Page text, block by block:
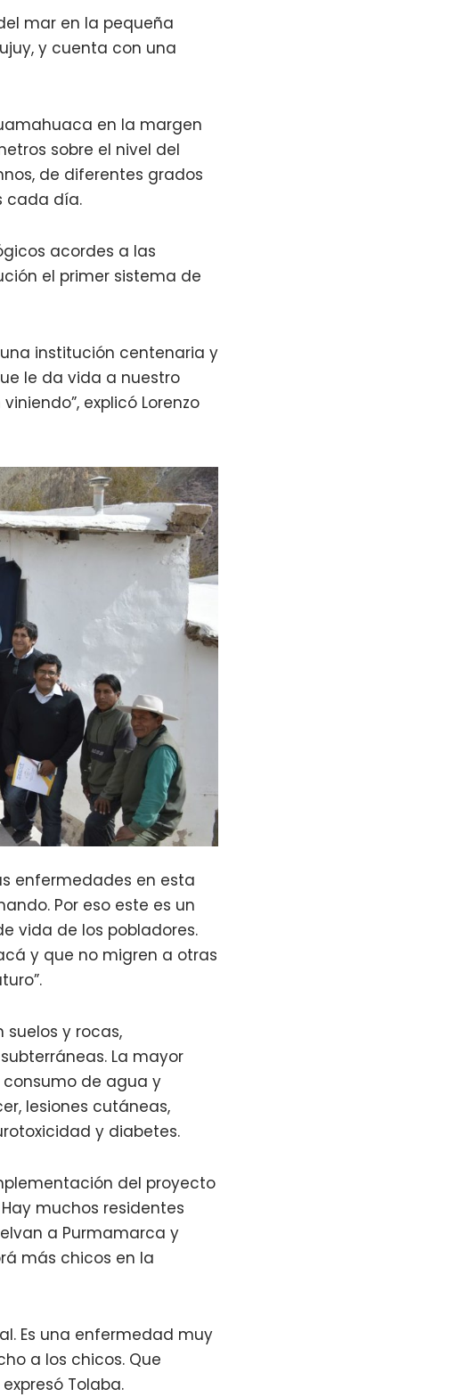
mar en la pequeña
y cuenta con una
en la margen
sobre el nivel del
de diferentes grados
cada día.
acordes a las
el primer sistema de
institución centenaria y
le da vida a nuestro
explicó Lorenzo
enfermedades en esta
Por eso este es un
vida de los pobladores.
y que no migren a otras
y rocas,
La mayor
de agua y
lesiones cutáneas,
y diabetes.
del proyecto
muchos residentes
a Purmamarca y
más chicos en la
Es una enfermedad muy
a los chicos. Que
Tolaba.